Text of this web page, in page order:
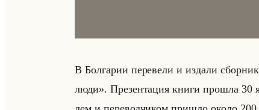
В Бол­га­рии пе­ре­ве­ли и из­да­ли
люди». Пре­зен­та­ция книги про­шла 30